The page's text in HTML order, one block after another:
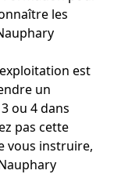
les
est
un
ou 4 dans
pas cette
vous instruire,